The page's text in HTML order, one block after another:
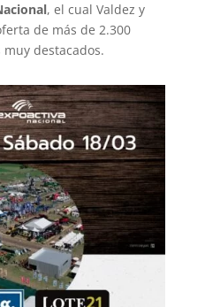
, el cual Valdez y
de más de 2.300
destacados.